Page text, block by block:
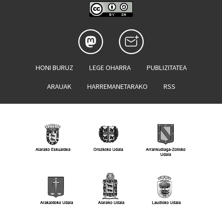
HONI BURUZ LEGE OHARRA PUBLIZITATEA
ARAUAK HARREMANETARAKO RSS